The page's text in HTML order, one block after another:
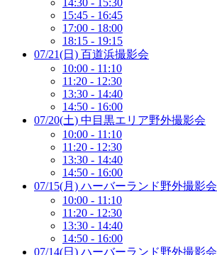
14:30 - 15:30
15:45 - 16:45
17:00 - 18:00
18:15 - 19:15
07/21(日) 百道浜撮影会
10:00 - 11:10
11:20 - 12:30
13:30 - 14:40
14:50 - 16:00
07/20(土) 中目黒エリア野外撮影会
10:00 - 11:10
11:20 - 12:30
13:30 - 14:40
14:50 - 16:00
07/15(月) ハーバーランド野外撮影会
10:00 - 11:10
11:20 - 12:30
13:30 - 14:40
14:50 - 16:00
07/14(日) ハーバーランド野外撮影会